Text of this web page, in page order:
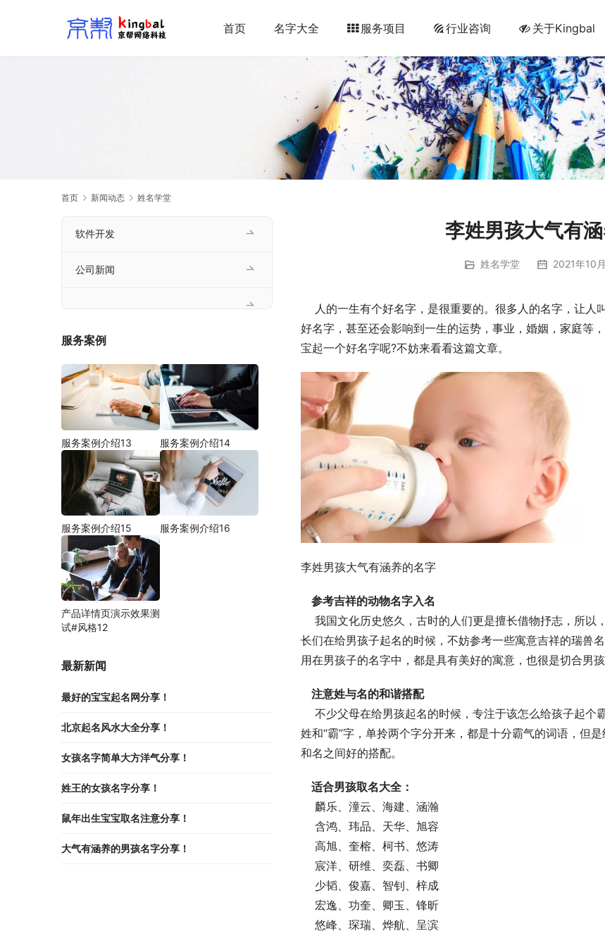
首页 名字大全 服务项目 行业咨询 关于Kingbal
首页 新闻动态 姓名学堂
李姓男孩大气有
姓名学堂 2021年10
好名字，甚至还会影响到一生的运势，事业，婚姻，家庭等
宝起一个好名字呢?不妨来看看这篇文章。
李姓男孩大气有涵养的名字
参考吉祥的动物名字入名
长们在给男孩子起名的时候，不妨参考一些寓意吉祥的瑞兽
用在男孩子的名字中，都是具有美好的寓意，也很是切合男
注意姓与名的和谐搭配
姓和“霸”字，单拎两个字分开来，都是十分霸气的词语，但
和名之间好的搭配。
适合男孩取名大全：
麟乐、潼云、海建、涵瀚
含鸿、玮品、天华、旭容
高旭、奎榕、柯书、悠涛
宸洋、研维、奕磊、书卿
少韬、俊嘉、智钊、梓成
宏逸、功奎、卿玉、锋昕
悠峰、琛瑞、烨航、呈滨
软件开发
公司新闻
服务案例
服务案例介绍13 服务案例介绍14
服务案例介绍15 服务案例介绍16
产品详情页演示效果测
试#风格12
最新新闻
最好的宝宝起名网分享！
北京起名风水大全分享！
女孩名字简单大方洋气分享！
姓王的女孩名字分享！
鼠年出生宝宝取名注意分享！
大气有涵养的男孩名字分享！